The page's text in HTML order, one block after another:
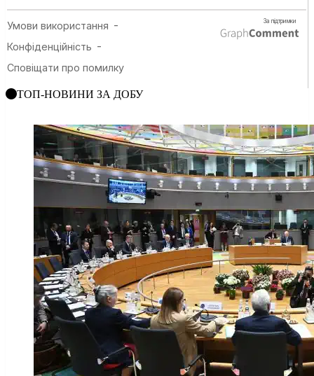
ТОП-НОВИНИ ЗА ДОБУ